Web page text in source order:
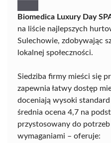
Biomedica Luxury Day
na liście najlepszych
Sulechowie, zdobywając
lokalnej społeczności.
Siedziba firmy mieści się
zapewnia łatwy dostęp
doceniają wysoki
średnia ocena 4,7 na
przystosowany do
wymaganiami – oferuje: